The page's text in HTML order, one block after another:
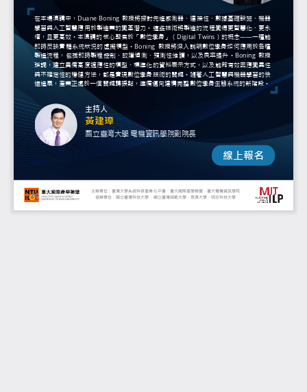
主辦單位：臺灣大學系統科研產業化平臺、臺大國際產學聯盟、臺大電機資訊
協辦單位：國立臺灣科技大學、國立臺灣師範大學、長庚大學、明志科技大學
線上報名
主持人
黃建璋
國立臺灣大學電機資訊學院副院長
在本場演講中
， DuaneBoning教授將探討先進感測器
、連接性
、 數據基礎設施
、機器
學習與人工智慧應用於製造業的變革潛力
。 這些技術將製造的流程變得更智慧化
、更永
續， 且更高效
。本演講的核心聚焦於
「數位孿身
」 （ DigitalTwins
） 的概念——一種能
即時反映實體系統狀況的虛擬模型
。 Boning教授將深入說明數位孿身如何應用
製造流程
， 包括即時製程控制
、 故障偵測
、 預測性維護
， 以及良率提升
。 Boning
教授
強調， 建立具備高度適應性的模型
、標準化的資料表示方式
， 以及能夠有效因應變異性
與不確定性的穩健方法
， 都是實現數位孿身技術的關鍵
。 隨著人工智慧與機器學習的
速進展
， 產業正處於一個關鍵轉捩點
， 準備邁向建構完整數位孿身生態系統的
。